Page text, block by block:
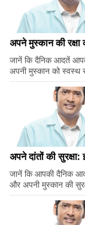
अपने मुस्कान की
जानें कि दैनिक आदतें
अपनी मुस्कान को
अपने दांतों की
जानें कि आपकी दैनिक
और अपनी मुस्कान की